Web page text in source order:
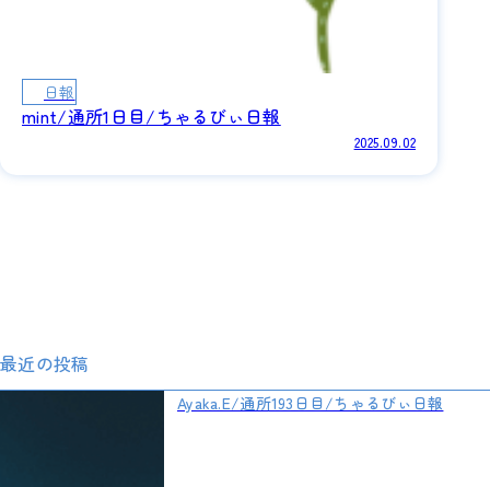
mint/通所1日目/ちゃるびぃ日報
日報
2025.09.02
最近の投稿
Ayaka.E/通所193日目/ちゃるびぃ日報